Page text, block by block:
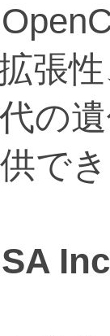
張
の
で